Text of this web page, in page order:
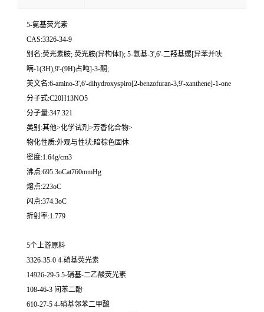
5-氨基荧光素
CAS:3326-34-9
别名:荧光素胺; 荧光胺(异构体I); 5-氨基-3',6'-二羟基螺[异苯并呋
喃-1(3H),9'-(9H)占吨]-3-酮;
英文名:6-amino-3',6'-dihydroxyspiro[2-benzofuran-3,9'-xanthene]-1-one
分子式:C20H13NO5
分子量:347.321
类别:其他>化学试剂>芳香化合物>
物化性质:外观与性状:暗棕色固体
密度:1.64g/cm3
沸点:695.3oCat760mmHg
熔点:223oC
闪点:374.3oC
折射率:1.779
5个上游原料
3326-35-0 4-硝基荧光素
14926-29-5 5-硝基-二乙酸荧光素
108-46-3 间苯二酚
610-27-5 4-硝基邻苯二甲酸